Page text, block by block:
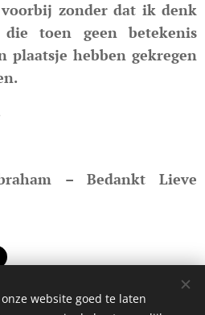
zonder dat ik denk
toen geen betekenis
plaatsje hebben gekregen
– Bedankt Lieve
website goed te laten